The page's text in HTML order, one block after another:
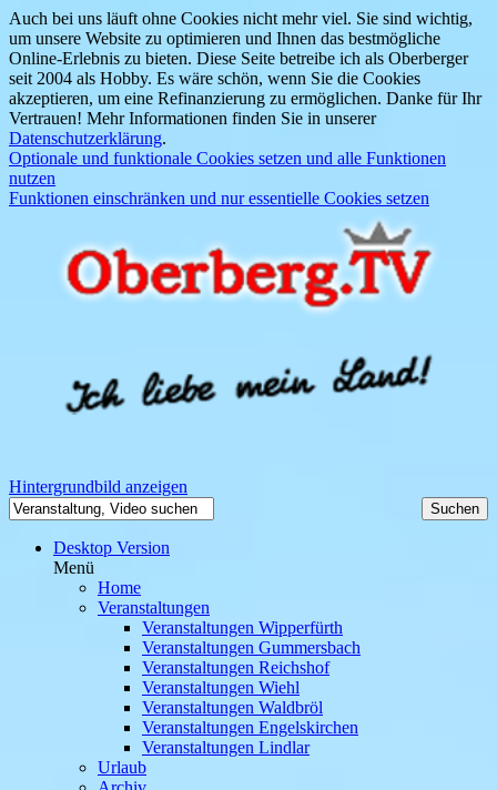
Auch bei uns läuft ohne Cookies nicht mehr viel. Sie sind wichtig,
um unsere Website zu optimieren und Ihnen das bestmögliche
Online-Erlebnis zu bieten. Diese Seite betreibe ich als Oberberger
seit 2004 als Hobby. Es wäre schön, wenn Sie die Cookies
akzeptieren, um eine Refinanzierung zu ermöglichen. Danke für Ihr
Vertrauen! Mehr Informationen finden Sie in unserer
Datenschutzerklärung.
Optionale und funktionale Cookies setzen und alle Funktionen
nutzen
Funktionen einschränken und nur essentielle Cookies setzen
Hintergrundbild anzeigen
Desktop Version
Menü
Home
Veranstaltungen
Veranstaltungen Wipperfürth
Veranstaltungen Gummersbach
Veranstaltungen Reichshof
Veranstaltungen Wiehl
Veranstaltungen Waldbröl
Veranstaltungen Engelskirchen
Veranstaltungen Lindlar
Urlaub